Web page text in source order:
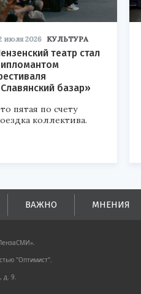
июля 2026 КУЛЬТУРА
театр стал
базар»
пятая по счету
коллектива.
ВАЖНО МНЕНИЯ
"Оптимист".
д. 9.